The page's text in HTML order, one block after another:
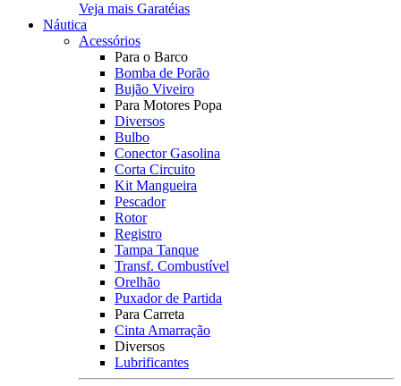
Veja mais Garatéias
Náutica
Acessórios
Para o Barco
Bomba de Porão
Bujão Viveiro
Para Motores Popa
Diversos
Bulbo
Conector Gasolina
Corta Circuito
Kit Mangueira
Pescador
Rotor
Registro
Tampa Tanque
Transf. Combustível
Orelhão
Puxador de Partida
Para Carreta
Cinta Amarração
Diversos
Lubrificantes